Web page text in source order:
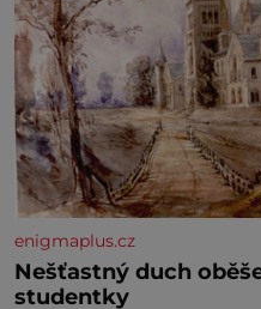
enigmaplus.cz
Nešťastný duch
studentky